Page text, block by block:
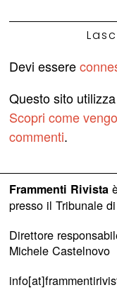
Devi essere
Questo sito
Scopri come
commenti.
Frammenti Rivista
presso il Tribunale
Direttore
Michele Castelnovo